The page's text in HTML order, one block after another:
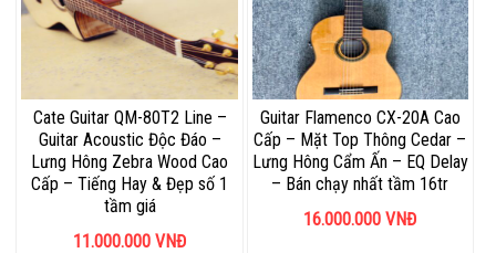
Cate Guitar QM-80T2 Line –
Guitar Acoustic Độc Đáo –
Lưng Hông Zebra Wood Cao
Cấp – Tiếng Hay & Đẹp số 1
tầm giá
11.000.000 VNĐ
Guitar Flamenco CX-20A Cao
Cấp – Mặt Top Thông Cedar –
Lưng Hông Cẩm Ấn – EQ Delay
– Bán chạy nhất tầm 16tr
16.000.000 VNĐ